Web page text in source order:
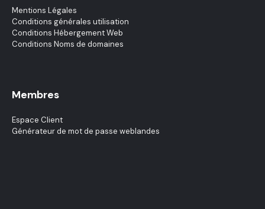
Mentions Légales
Conditions générales utilisation
Conditions Hébergement Web
Conditions Noms de domaines
Membres
Espace Client
Générateur de mot de passe weblandes